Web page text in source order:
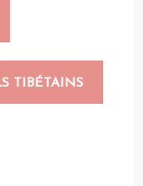
TIBÉTAINS